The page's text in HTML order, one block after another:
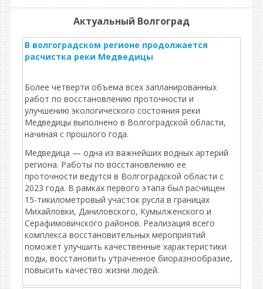
Актуальный Волгоград
В волгоградском регионе продолжается
расчистка реки Медведицы
Более четверти объема всех запланированных
работ по восстановлению проточности и
улучшению экологического состояния реки
Медведицы выполнено в Волгоградской области,
начиная с прошлого года.
Медведица — одна из важнейших водных артерий
региона. Работы по восстановлению ее
проточности ведутся в Волгоградской области с
2023 года. В рамках первого этапа был расчищен
15-тикилометровый участок русла в границах
Михайловки, Даниловского, Кумылженского и
Серафимовичского районов. Реализация всего
комплекса восстановительных мероприятий
поможет улучшить качественные характеристики
воды, восстановить утраченное биоразнообразие,
повысить качество жизни людей.